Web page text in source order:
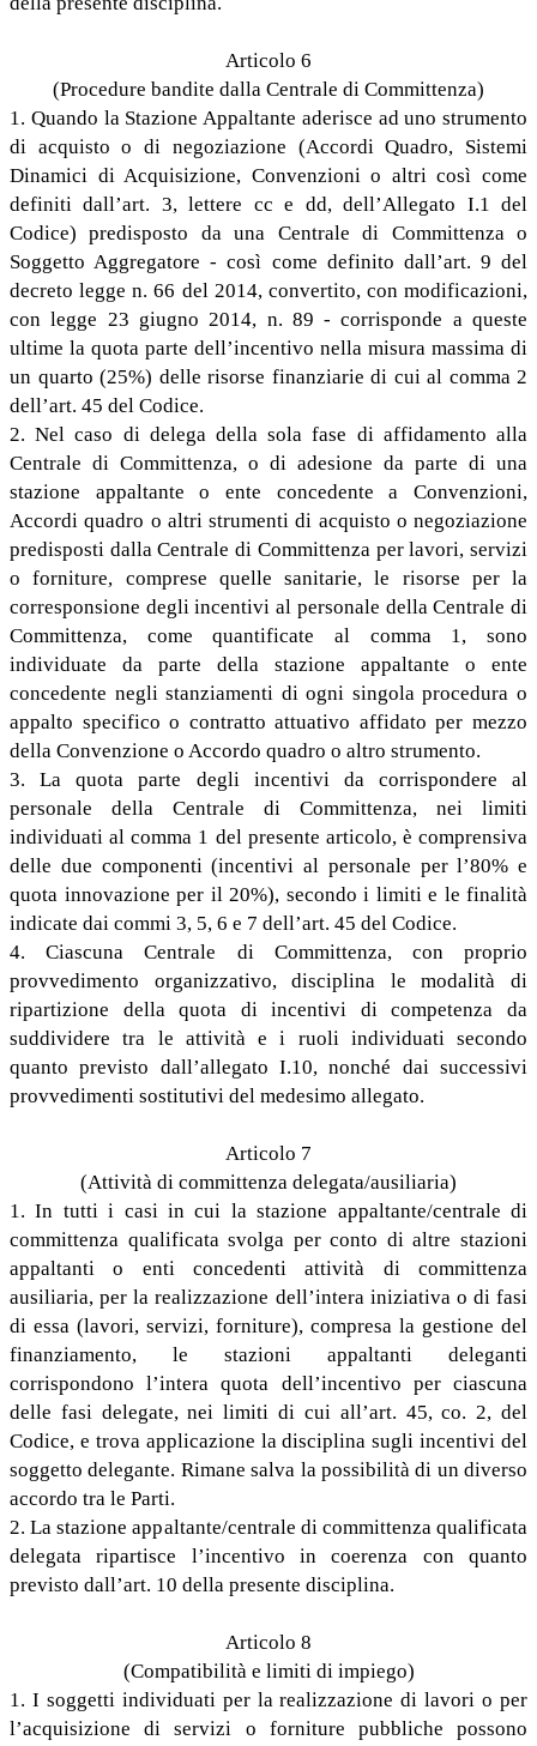
Articolo 6
(Procedure bandite dalla Centrale di Committenza)
1. Quando la Stazione Appaltante aderisce ad uno strumento
di acquisto o di negoziazione (Accordi Quadro, Sistemi
Dinamici di Acquisizione, Convenzioni o altri così come
definiti dall’art. 3, lettere cc e dd, dell’Allegato I.1 del
Codice) predisposto da una Centrale di Committenza o
Soggetto Aggregatore - così come definito dall’art. 9 del
decreto legge n. 66 del 2014, convertito, con modificazioni,
con legge 23 giugno 2014, n. 89 - corrisponde a queste
ultime la quota parte dell’incentivo nella misura massima di
un quarto (25%) delle risorse finanziarie di cui al comma 2
dell’art. 45 del Codice.
2. Nel caso di delega della sola fase di affidamento alla
Centrale di Committenza, o di adesione da parte di una
stazione appaltante o ente concedente a Convenzioni,
Accordi quadro o altri strumenti di acquisto o negoziazione
predisposti dalla Centrale di Committenza per lavori, servizi
o forniture, comprese quelle sanitarie, le risorse per la
corresponsione degli incentivi al personale della Centrale di
Committenza, come quantificate al comma 1, sono
individuate da parte della stazione appaltante o ente
concedente negli stanziamenti di ogni singola procedura o
appalto specifico o contratto attuativo affidato per mezzo
della Convenzione o Accordo quadro o altro strumento.
3. La quota parte degli incentivi da corrispondere al
personale della Centrale di Committenza, nei limiti
individuati al comma 1 del presente articolo, è comprensiva
delle due componenti (incentivi al personale per l’80% e
quota innovazione per il 20%), secondo i limiti e le finalità
indicate dai commi 3, 5, 6 e 7 dell’art. 45 del Codice.
4. Ciascuna Centrale di Committenza, con proprio
provvedimento organizzativo, disciplina le modalità di
ripartizione della quota di incentivi di competenza da
suddividere tra le attività e i ruoli individuati secondo
quanto previsto dall’allegato I.10, nonché dai successivi
provvedimenti sostitutivi del medesimo allegato.
Articolo 7
(Attività di committenza delegata/ausiliaria)
1. In tutti i casi in cui la stazione appaltante/centrale di
committenza qualificata svolga per conto di altre stazioni
appaltanti o enti concedenti attività di committenza
ausiliaria, per la realizzazione dell’intera iniziativa o di fasi
di essa (lavori, servizi, forniture), compresa la gestione del
finanziamento, le stazioni appaltanti deleganti
corrispondono l’intera quota dell’incentivo per ciascuna
delle fasi delegate, nei limiti di cui all’art. 45, co. 2, del
Codice, e trova applicazione la disciplina sugli incentivi del
soggetto delegante. Rimane salva la possibilità di un diverso
accordo tra le Parti.
2. La stazione appaltante/centrale di committenza qualificata
delegata ripartisce l’incentivo in coerenza con quanto
previsto dall’art. 10 della presente disciplina.
Articolo 8
(Compatibilità e limiti di impiego)
1. I soggetti individuati per la realizzazione di lavori o per
l’acquisizione di servizi o forniture pubbliche possono